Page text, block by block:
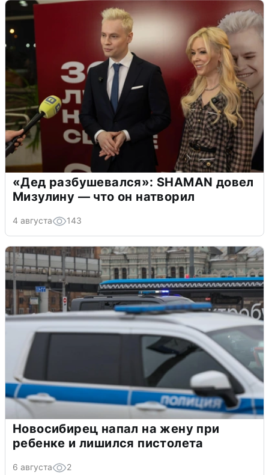
«Дед разбушевался»: SHAMAN довел
Мизулину — что он натворил
4 августа 143
Новосибирец напал на жену при
ребенке и лишился пистолета
6 августа 2